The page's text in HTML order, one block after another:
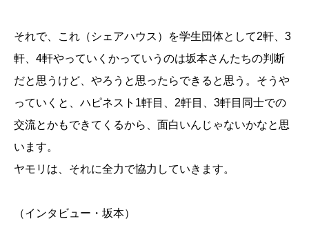
それで、これ（シェアハウス）を学生団体として2軒、3
軒、4軒やっていくかっていうのは坂本さんたちの判断
だと思うけど、やろうと思ったらできると思う。そうや
っていくと、ハピネスト1軒目、2軒目、3軒目同士での
交流とかもできてくるから、面白いんじゃないかなと思
います。
ヤモリは、それに全力で協力していきます。
（インタビュー・坂本）